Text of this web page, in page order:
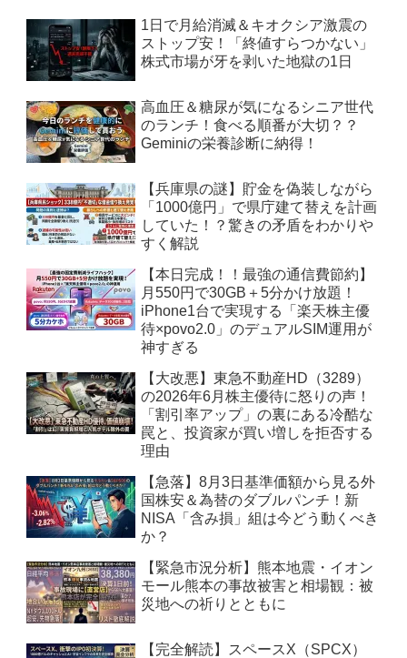
1日で月給消滅＆キオクシア激震の
ストップ安！「終値すらつかない」
株式市場が牙を剥いた地獄の1日
高血圧＆糖尿が気になるシニア世代
のランチ！食べる順番が大切？？
Geminiの栄養診断に納得！
【兵庫県の謎】貯金を偽装しながら
「1000億円」で県庁建て替えを計画
していた！？驚きの矛盾をわかりや
すく解説
【本日完成！！最強の通信費節約】
月550円で30GB＋5分かけ放題！
iPhone1台で実現する「楽天株主優
待×povo2.0」のデュアルSIM運用が
神すぎる
【大改悪】東急不動産HD（3289）
の2026年6月株主優待に怒りの声！
「割引率アップ」の裏にある冷酷な
罠と、投資家が買い増しを拒否する
理由
【急落】8月3日基準価額から見る外
国株安＆為替のダブルパンチ！新
NISA「含み損」組は今どう動くべき
か？
【緊急市況分析】熊本地震・イオン
モール熊本の事故被害と相場観：被
災地への祈りとともに
【完全解読】スペースX（SPCX）